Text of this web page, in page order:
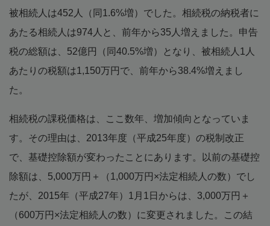
被相続人は452人（同1.6%増）でした。相続税の納税者に
あたる相続人は974人と、前年から35人増えました。申告
税の総額は、52億円（同40.5%増）となり、被相続人1人
あたりの税額は1,150万円で、前年から38.4%増えまし
た。
相続税の課税価格は、ここ数年、増加傾向となっていま
す。その理由は、2013年度（平成25年度）の税制改正
で、基礎控除額が変わったことにあります。以前の基礎控
除額は、5,000万円＋（1,000万円×法定相続人の数）でし
たが、2015年（平成27年）1月1日からは、3,000万円＋
（600万円×法定相続人の数）に変更されました。この結